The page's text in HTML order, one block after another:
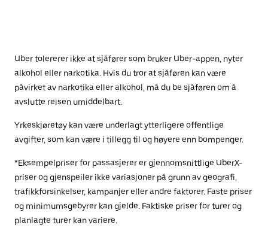
Uber tolererer ikke at sjåfører som bruker Uber-appen, nyter
alkohol eller narkotika. Hvis du tror at sjåføren kan være
påvirket av narkotika eller alkohol, må du be sjåføren om å
avslutte reisen umiddelbart.
Yrkeskjøretøy kan være underlagt ytterligere offentlige
avgifter, som kan være i tillegg til og høyere enn bompenger.
*Eksempelpriser for passasjerer er gjennomsnittlige UberX-
priser og gjenspeiler ikke variasjoner på grunn av geografi,
trafikkforsinkelser, kampanjer eller andre faktorer. Faste priser
og minimumsgebyrer kan gjelde. Faktiske priser for turer og
planlagte turer kan variere.